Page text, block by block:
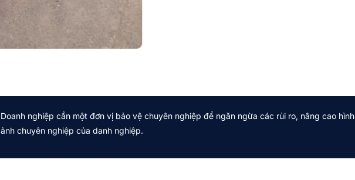
Doanh nghiệp cần một đơn vị bảo vệ chuyên nghiệp để ngăn ngừa các rủi ro, nâng cao hình
ảnh chuyên nghiệp của danh nghiệp.